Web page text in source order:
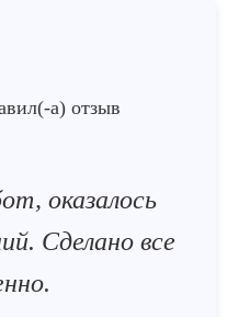
а) отзыв
оказалось
Сделано все